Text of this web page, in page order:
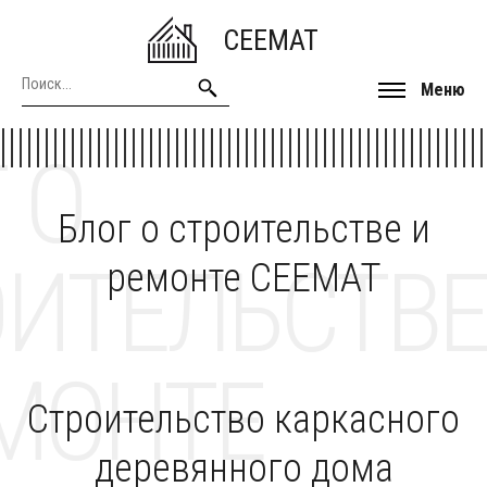
CEEMAT
Меню
Блог о строительстве и
ремонте CEEMAT
О
Строительство каркасного
деревянного дома